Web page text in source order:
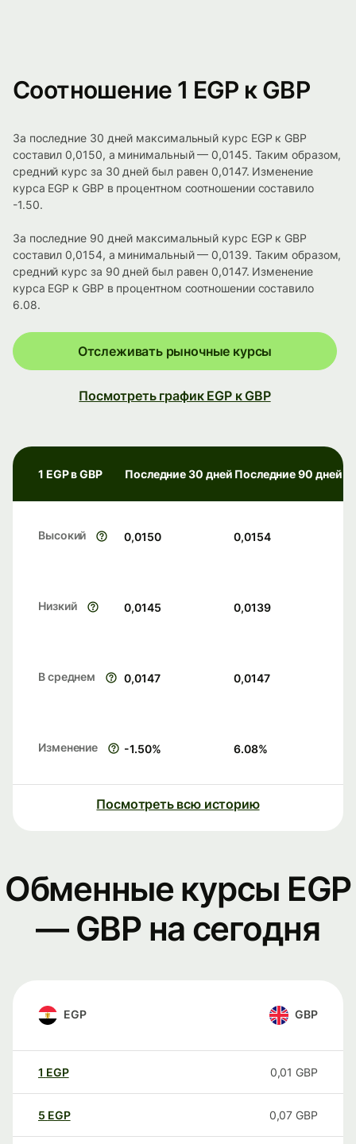
Соотношение 1 EGP к GBP
За последние 30 дней максимальный курс EGP к GBP
составил 0,0150, а минимальный — 0,0145. Таким образом,
средний курс за 30 дней был равен 0,0147. Изменение
курса EGP к GBP в процентном соотношении составило
-1.50.
За последние 90 дней максимальный курс EGP к GBP
составил 0,0154, а минимальный — 0,0139. Таким образом,
средний курс за 90 дней был равен 0,0147. Изменение
курса EGP к GBP в процентном соотношении составило
6.08.
Отслеживать рыночные курсы
Посмотреть график EGP к GBP
1 EGP в GBP Последние 30 дней Последние 90 дней
Высокий 0,0150 0,0154
Низкий 0,0145 0,0139
В среднем 0,0147 0,0147
Изменение -1.50% 6.08%
Посмотреть всю историю
Обменные курсы EGP
— GBP на сегодня
EGP GBP
1 EGP 0,01 GBP
5 EGP 0,07 GBP